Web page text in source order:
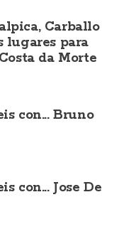
Carballo
lugares para
da Morte
con... Bruno
con... Jose De